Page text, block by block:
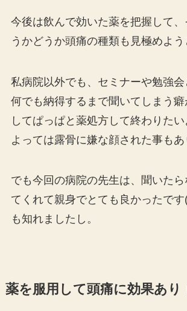
今後は飲んで効いた薬を把握して
うかどうか頭痛の種類も見極めよう
私病院以外でも、セミナーや勉強
何でも納得するまで聞いてしまう
してぱっぱと薬処方して終わりた
よっては露骨に嫌な顔された事もあ
でも今回の病院の先生は、聞いたら
てくれて親身でとても良かったです
も知れましたし。
薬を服用して頭痛に効果あり